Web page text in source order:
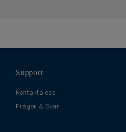
Stegljudsdämpning - ∆Lw
Support
Kontakta oss
Frågor & Svar